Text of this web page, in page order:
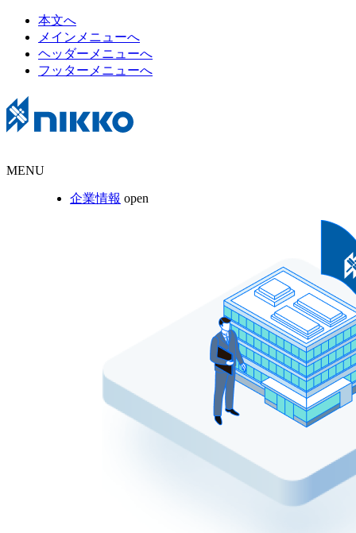
本文へ
メインメニューへ
ヘッダーメニューへ
フッターメニューへ
MENU
企業情報 open